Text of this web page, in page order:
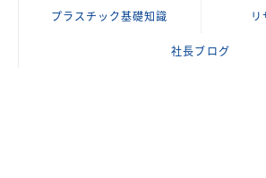
プラスチック基礎知識
社長ブログ